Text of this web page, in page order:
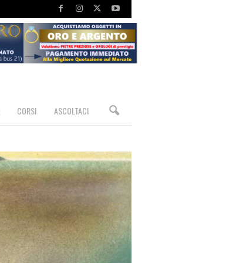
CORSI ASCOLTACI